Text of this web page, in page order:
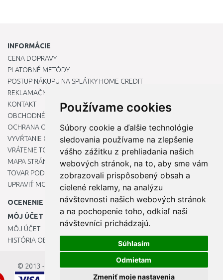
Používame cookies
Súbory cookie a ďalšie technológie
sledovania používame na zlepšenie
vášho zážitku z prehliadania našich
webových stránok, na to, aby sme vám
zobrazovali prispôsobený obsah a
cielené reklamy, na analýzu
návštevnosti našich webových stránok
a na pochopenie toho, odkiaľ naši
návštevníci prichádzajú.
Súhlasím
Odmietam
Zmeniť moje nastavenia
INFORMÁCIE
CENA DOPRAVY
PLATOBNÉ METÓDY
POSTUP NÁKUPU NA SPLÁTKY HOME CREDIT
REKLAMAČNÝ PORIADOK
KONTAKT
OBCHODNÉ PODMIENKY
OCHRANA OSOBNÝCH ÚDAJOV
VYVŔTANIE OTVORU DO DREZU PRE KUCHYNSKÚ BATÉRIU
VRÁTENIE TOVARU / REKLAMÁCIE
MAPA STRÁNOK
TOVAR PODĽA ZNAČIEK
UPRAVIŤ MOJE PREDVOĽBY COOKIES
OCENENIE
MÔJ ÚČET
MÔJ ÚČET
HISTÓRIA OBJEDNÁVOK
© 2013 - 2026OKmarket.sk